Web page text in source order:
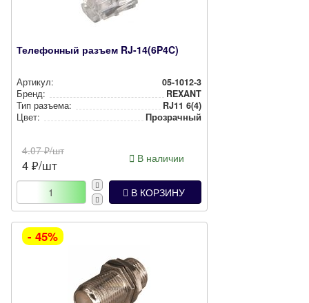
Телефонный разъем RJ-14(6P4C)
Артикул:
05-1012-3
Бренд:
REXANT
Тип разъема:
RJ11 6(4)
Цвет:
Прозрачный
4.07₽/шт
4 ₽/шт В наличии
В КОРЗИНУ
- 45%